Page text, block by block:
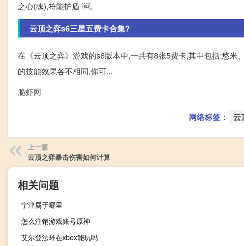
之心(魂),符能护盾 ￼。
云顶之弈s6三星五费卡合集?
在《云顶之弈》游戏的s6版本中,一共有8张5费卡,其中包括:悠
的技能效果各不相同,你可...
脆虾网
网络标签： 云
上一篇
云顶之弈暴击伤害如何计算
相关问题
宁津属于哪里
怎么注销游戏账号原神
艾尔登法环在xbox能玩吗